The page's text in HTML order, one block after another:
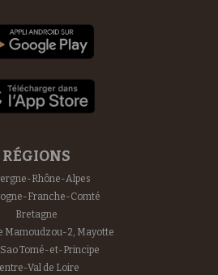
RÉGIONS
Rhône-Alpes
Franche-Comté
Bretagne
Mamoudzou-2, Mayotte
Sao Tomé-et-Principe
Val de Loire